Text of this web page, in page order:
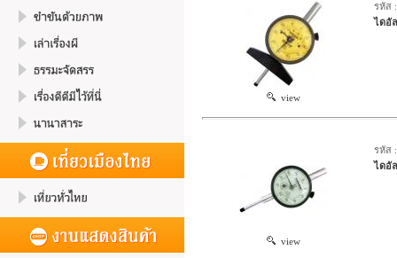
view
รหัส
ไดอั
view
รหัส
ไดอั